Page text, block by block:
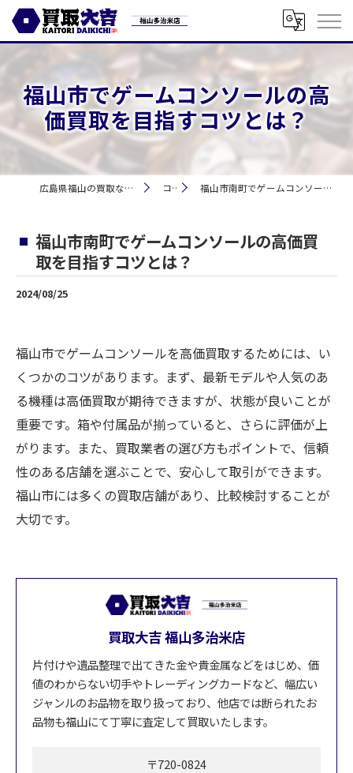
福山市でゲームコンソールの高
価買取を目指すコツとは？
広島県福山の買取なら買取大吉 福山多治米店 コラム 福山市南町でゲームコンソールの高価買取を目指すコツとは？
福山市南町でゲームコンソールの高価買
取を目指すコツとは？
2024/08/25
福山市でゲームコンソールを高価買取するためには、い
くつかのコツがあります。まず、最新モデルや人気のあ
る機種は高価買取が期待できますが、状態が良いことが
重要です。箱や付属品が揃っていると、さらに評価が上
がります。また、買取業者の選び方もポイントで、信頼
性のある店舗を選ぶことで、安心して取引ができます。
福山市には多くの買取店舗があり、比較検討することが
大切です。
買取大吉 福山多治米店
片付けや遺品整理で出てきた金や貴金属などをはじめ、価
値のわからない切手やトレーディングカードなど、幅広い
ジャンルのお品物を取り扱っており、他店では断られたお
品物も福山にて丁寧に査定して買取いたします。
〒720-0824